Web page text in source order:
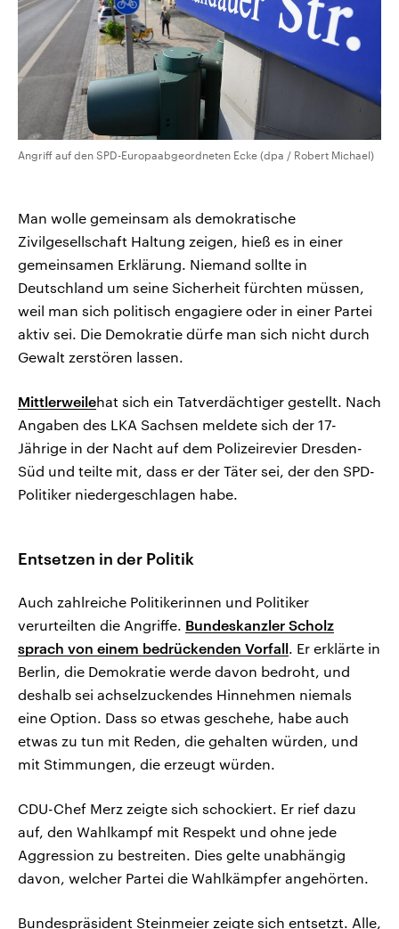
Angriff auf den SPD-Europaabgeordneten Ecke (dpa / Robert Michael)
Man wolle gemeinsam als demokratische
Zivilgesellschaft Haltung zeigen, hieß es in einer
gemeinsamen Erklärung. Niemand sollte in
Deutschland um seine Sicherheit fürchten müssen,
weil man sich politisch engagiere oder in einer Partei
aktiv sei. Die Demokratie dürfe man sich nicht durch
Gewalt zerstören lassen.
Mittlerweilehat sich ein Tatverdächtiger gestellt. Nach
Angaben des LKA Sachsen meldete sich der 17-
Jährige in der Nacht auf dem Polizeirevier Dresden-
Süd und teilte mit, dass er der Täter sei, der den SPD-
Politiker niedergeschlagen habe.
Entsetzen in der Politik
Auch zahlreiche Politikerinnen und Politiker
verurteilten die Angriffe. Bundeskanzler Scholz
sprach von einem bedrückenden Vorfall. Er erklärte in
Berlin, die Demokratie werde davon bedroht, und
deshalb sei achselzuckendes Hinnehmen niemals
eine Option. Dass so etwas geschehe, habe auch
etwas zu tun mit Reden, die gehalten würden, und
mit Stimmungen, die erzeugt würden.
CDU-Chef Merz zeigte sich schockiert. Er rief dazu
auf, den Wahlkampf mit Respekt und ohne jede
Aggression zu bestreiten. Dies gelte unabhängig
davon, welcher Partei die Wahlkämpfer angehörten.
Bundespräsident Steinmeier zeigte sich entsetzt. Alle,